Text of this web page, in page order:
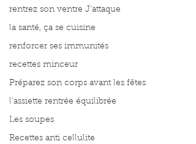
rentrez son ventre J'attaque
la santé, ça se cuisine
renforcer ses immunités
recettes minceur
Préparez son corps avant les fêtes
l'assiette rentrée équilibrée
Les soupes
Recettes anti cellulite